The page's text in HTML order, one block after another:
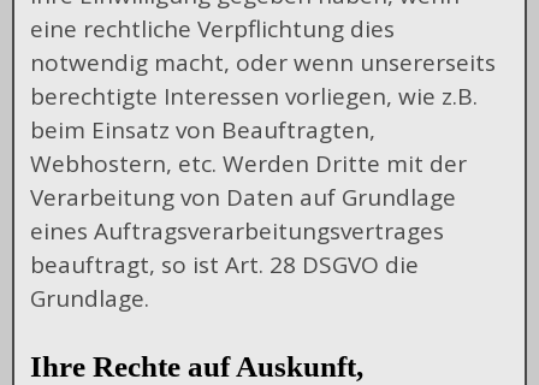
eine rechtliche Verpflichtung dies
notwendig macht, oder wenn unsererseits
berechtigte Interessen vorliegen, wie z.B.
beim Einsatz von Beauftragten,
Webhostern, etc. Werden Dritte mit der
Verarbeitung von Daten auf Grundlage
eines Auftragsverarbeitungsvertrages
beauftragt, so ist Art. 28 DSGVO die
Grundlage.
Ihre Rechte auf Auskunft,